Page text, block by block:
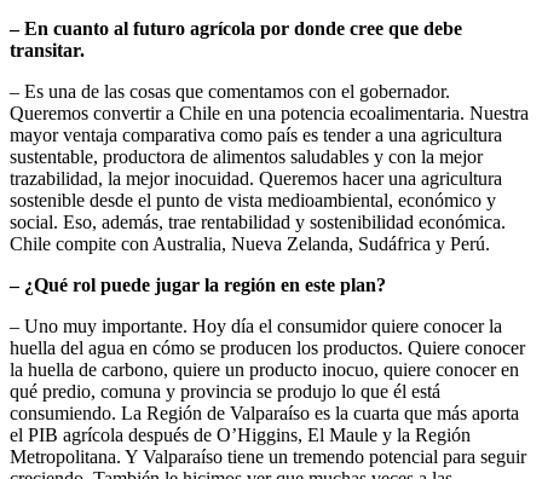
– En cuanto al futuro agrícola por donde cree que debe
transitar.
– Es una de las cosas que comentamos con el gobernador.
Queremos convertir a Chile en una potencia ecoalimentaria. Nuestra
mayor ventaja comparativa como país es tender a una agricultura
sustentable, productora de alimentos saludables y con la mejor
trazabilidad, la mejor inocuidad. Queremos hacer una agricultura
sostenible desde el punto de vista medioambiental, económico y
social. Eso, además, trae rentabilidad y sostenibilidad económica.
Chile compite con Australia, Nueva Zelanda, Sudáfrica y Perú.
– ¿Qué rol puede jugar la región en este plan?
– Uno muy importante. Hoy día el consumidor quiere conocer la
huella del agua en cómo se producen los productos. Quiere conocer
la huella de carbono, quiere un producto inocuo, quiere conocer en
qué predio, comuna y provincia se produjo lo que él está
consumiendo. La Región de Valparaíso es la cuarta que más aporta
el PIB agrícola después de O’Higgins, El Maule y la Región
Metropolitana. Y Valparaíso tiene un tremendo potencial para seguir